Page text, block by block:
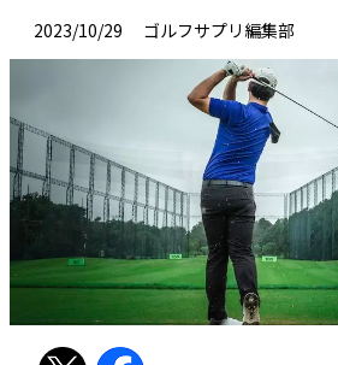
2023/10/29 ゴルフサプリ編集部